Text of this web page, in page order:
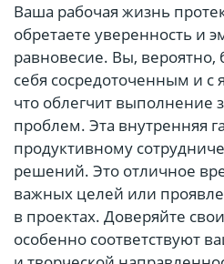
Ваша рабочая жизнь
обретаете уверенность и
равновесие. Вы, вероятно,
себя сосредоточенным и с
что облегчит выполнение
проблем. Эта внутренняя
продуктивному
решений. Это отличное
важных целей или
в проектах. Доверяйте
особенно соответствуют